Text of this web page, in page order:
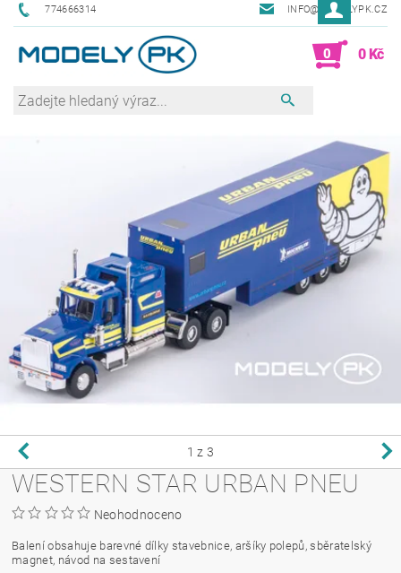
774666314 INFO@MODELYPK.CZ
0 0 Kč
1 z 3
WESTERN STAR URBAN PNEU
Neohodnoceno
Balení obsahuje barevné dílky stavebnice, aršíky polepů, sběratelský
magnet, návod na sestavení